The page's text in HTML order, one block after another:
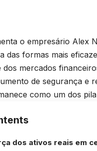
o empresário Alex
das formas mais
dos mercados
de segurança e
como um dos
dos ativos reais em